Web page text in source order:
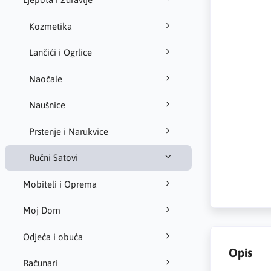
Kozmetika
Lančići i Ogrlice
Naočale
Naušnice
Prstenje i Narukvice
Ručni Satovi
Mobiteli i Oprema
Moj Dom
Odjeća i obuća
Računari
Opis